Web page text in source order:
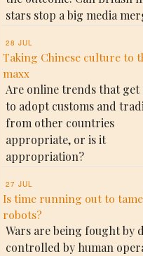
stars stop a big media
28 JUL
Taking Chinese culture to
maxx
Are online trends that get
to adopt customs and
from other countries
appropriate, or is it
appropriation?
27 JUL
Is time running out to
robots?
Wars are being fought by
controlled by human